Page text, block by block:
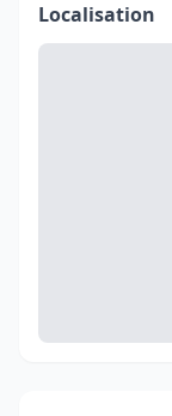
Localisation